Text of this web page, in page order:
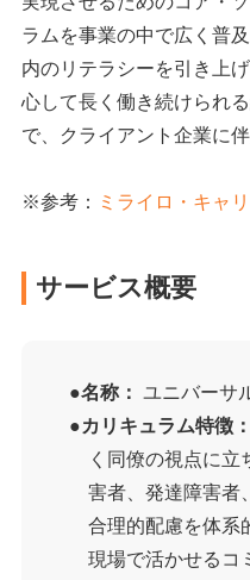
ラムを事業の中で広く普
内のリテラシーを引き上
心して長く働き続けられ
で、クライアント企業に
※参考： ミライロ・キャ
サービス概要
名称： ユニバーサ
カリキュラム特徴：
く同僚の視点に立
害者、発達障害者
合理的配慮を体系
現場で活かせるコ